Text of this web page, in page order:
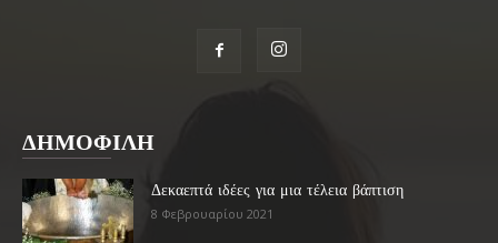
ΔΗΜΟΦΙΛΗ
Δεκαεπτά ιδέες για μια τέλεια βάπτιση
8 Φεβρουαρίου 2021